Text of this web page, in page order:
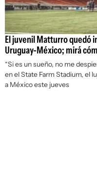
El juvenil Matturro quedó
Uruguay-México; mirá
“Si es un sueño, no me
en el State Farm Stadium, el
a México este jueves